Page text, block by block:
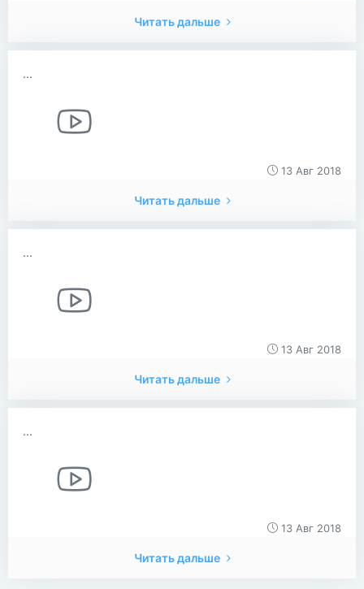
Читать дальше
...
13 Авг 2018
Читать дальше
...
13 Авг 2018
Читать дальше
...
13 Авг 2018
Читать дальше